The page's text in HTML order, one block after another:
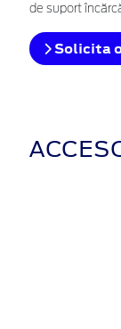
de suport
Solicita